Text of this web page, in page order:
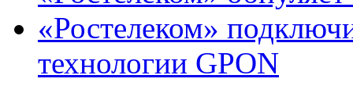
«Ростелеком»
технологии GPON